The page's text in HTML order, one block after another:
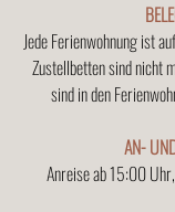
Jede Ferienwohnung ist
Zustellbetten sind nicht
sind in den
AN-
Anreise ab 15:00